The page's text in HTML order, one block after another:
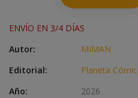
ENVÍO EN 3/4 DÍAS
Autor:
MIMAN
Editorial:
Planeta Cómic
Año:
2026